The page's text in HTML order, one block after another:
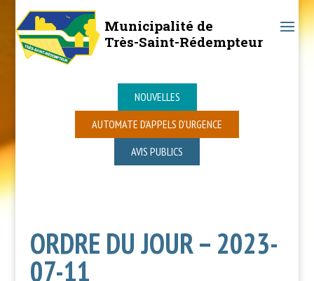
Municipalité de
Très-Saint-Rédempteur
NOUVELLES
AUTOMATE D’APPELS D’URGENCE
AVIS PUBLICS
ORDRE DU JOUR – 2023-
07-11